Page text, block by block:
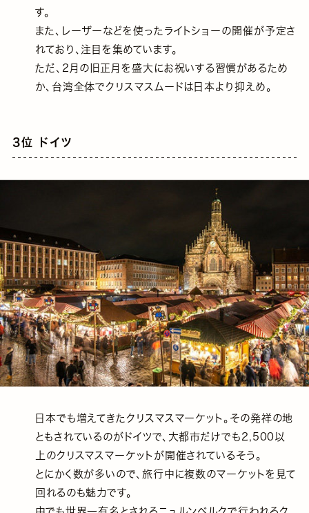
す。
また、レーザーなどを使ったライトショーの開催が予定さ
れており、注目を集めています。
ただ、2月の旧正月を盛大にお祝いする習慣があるため
か、台湾全体でクリスマスムードは日本より抑えめ。
3位 ドイツ
日本でも増えてきたクリスマスマーケット。その発祥の地
ともされているのがドイツで、大都市だけでも2,500以
上のクリスマスマーケットが開催されているそう。
とにかく数が多いので、旅行中に複数のマーケットを見て
回れるのも魅力です。